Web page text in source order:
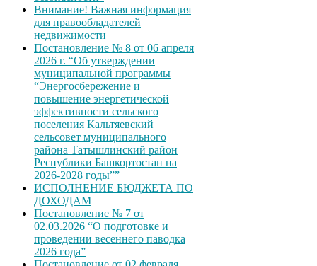
Внимание! Важная информация
для правообладателей
недвижимости
Постановление № 8 от 06 апреля
2026 г. “Об утверждении
муниципальной программы
“Энергосбережение и
повышение энергетической
эффективности сельского
поселения Кальтяевский
сельсовет муниципального
района Татышлинский район
Республики Башкортостан на
2026-2028 годы””
ИСПОЛНЕНИЕ БЮДЖЕТА ПО
ДОХОДАМ
Постановление № 7 от
02.03.2026 “О подготовке и
проведении весеннего паводка
2026 года”